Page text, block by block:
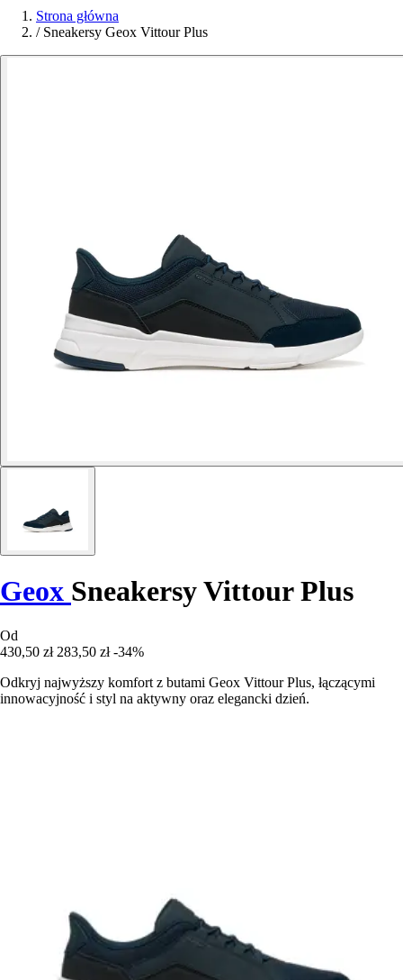
Strona główna
/ Sneakersy Geox Vittour Plus
Geox Sneakersy Vittour Plus
Od
430,50 zł 283,50 zł -34%
Odkryj najwyższy komfort z butami Geox Vittour Plus, łączącymi
innowacyjność i styl na aktywny oraz elegancki dzień.